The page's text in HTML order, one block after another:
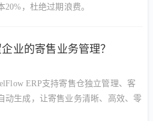
，杜绝过期浪费。
业的寄售业务管理？
ERP支持寄售仓独立管理、客
动生成，让寄售业务清晰、高效、零